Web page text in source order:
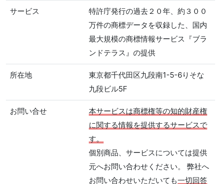
サービス
特許庁発行の過去２０年、約３００
万件の商標データを収録した、国内
最大規模の商標情報サービス『ブラ
ンドテラス』の提供
所在地
東京都千代田区九段南1-5-6りそな
九段ビル5F
お問い合せ
本サービスは商標権等の知的財産権
に関する情報を提供するサービスで
す。
個別商品、サービスについては提供
元へお問い合わせください。 弊社へ
お問い合わせいただいても一切回答